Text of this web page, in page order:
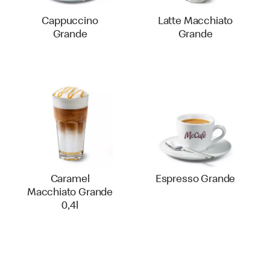
Cappuccino
Grande
Latte Macchiato
Grande
Caramel
Macchiato Grande
0,4l
Espresso Grande